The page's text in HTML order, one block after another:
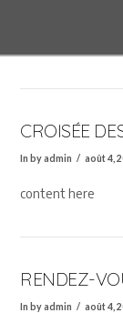
CROISÉE
In by admin août 4,
content here
RENDEZ-
In by admin août 4,